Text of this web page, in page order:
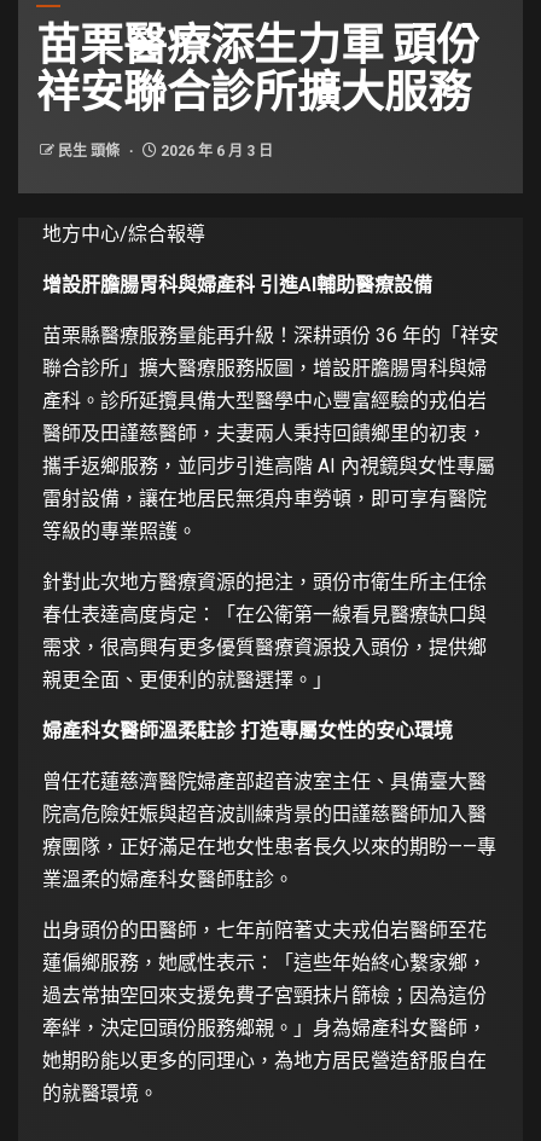
苗栗醫療添生力軍 頭份
祥安聯合診所擴大服務
民生 頭條 2026 年 6 月 3 日
地方中心/綜合報導
增設肝膽腸胃科與婦產科 引進AI輔助醫療設備
苗栗縣醫療服務量能再升級！深耕頭份 36 年的「祥安
聯合診所」擴大醫療服務版圖，增設肝膽腸胃科與婦
產科。診所延攬具備大型醫學中心豐富經驗的戎伯岩
醫師及田謹慈醫師，夫妻兩人秉持回饋鄉里的初衷，
攜手返鄉服務，並同步引進高階 AI 內視鏡與女性專屬
雷射設備，讓在地居民無須舟車勞頓，即可享有醫院
等級的專業照護。
針對此次地方醫療資源的挹注，頭份市衛生所主任徐
春仕表達高度肯定：「在公衛第一線看見醫療缺口與
需求，很高興有更多優質醫療資源投入頭份，提供鄉
親更全面、更便利的就醫選擇。」
婦產科女醫師溫柔駐診 打造專屬女性的安心環境
曾任花蓮慈濟醫院婦產部超音波室主任、具備臺大醫
院高危險妊娠與超音波訓練背景的田謹慈醫師加入醫
療團隊，正好滿足在地女性患者長久以來的期盼——專
業溫柔的婦產科女醫師駐診。
出身頭份的田醫師，七年前陪著丈夫戎伯岩醫師至花
蓮偏鄉服務，她感性表示：「這些年始終心繫家鄉，
過去常抽空回來支援免費子宮頸抹片篩檢；因為這份
牽絆，決定回頭份服務鄉親。」身為婦產科女醫師，
她期盼能以更多的同理心，為地方居民營造舒服自在
的就醫環境。